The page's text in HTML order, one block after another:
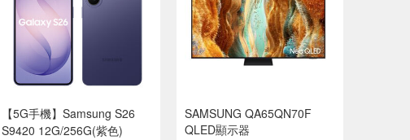
【5G手機】Samsung S26
S9420 12G/256G(紫色)
SAMSUNG QA65QN70F
QLED顯示器